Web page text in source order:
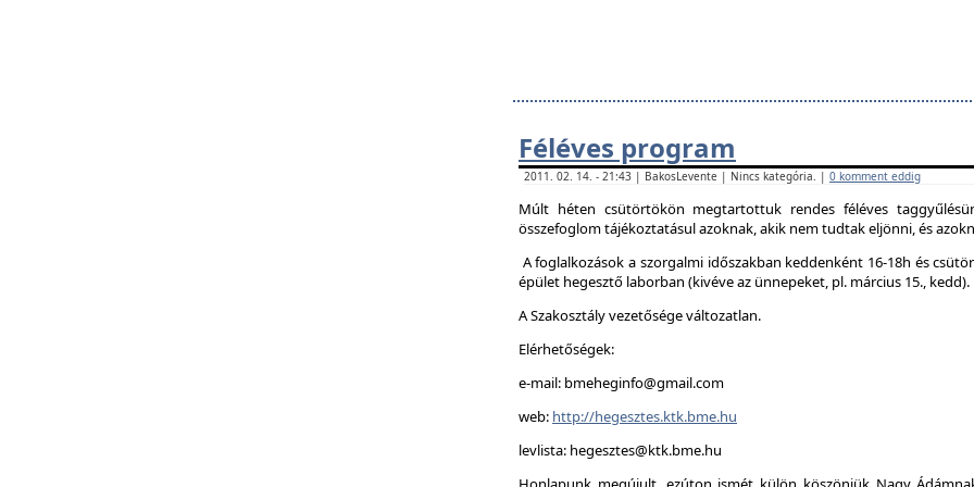
Féléves program
2011. 02. 14. - 21:43 | BakosLevente | Nincs kategória. | 0 komment eddig
Múlt héten csütörtökön megtartottuk rendes féléves
összefoglom tájékoztatásul azoknak, akik nem tudtak eljönni, és
A foglalkozások a szorgalmi időszakban keddenként 16-18h és
épület hegesztő laborban (kivéve az ünnepeket, pl. március 15., kedd).
A Szakosztály vezetősége változatlan.
Elérhetőségek:
e-mail: bmeheginfo@gmail.com
web: http://hegesztes.ktk.bme.hu
levlista: hegesztes@ktk.bme.hu